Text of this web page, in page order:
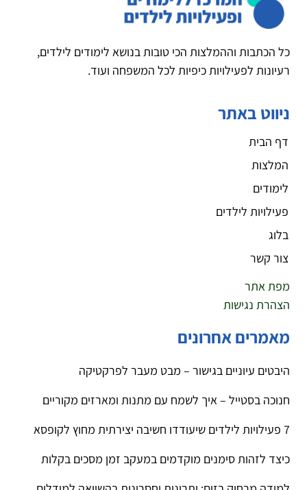
כל הכתבות וההמלצות הכי טובות בנושא לימודים לילדים,
רעיונות לפעילויות כיפיות לכל המשפחה ועוד.
ניווט באתר
דף הבית
המלצות
לימודים
פעילויות לילדים
בלוג
צור קשר
מפת אתר
הצהרת נגישות
מאמרים אחרונים
היבטים עיוניים בגישור – מבט מעבר לפרקטיקה
חנוכה בסטייל – איך לשמח עם מתנות ומארזים מקוריים
7 פעילויות לילדים שיעודדו חשיבה יצירתית מחוץ לקופסא
כיצד לזהות סימנים מוקדמים במעקב זמן מסכים בקלות